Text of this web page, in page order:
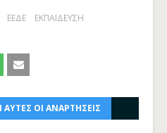
ΕΕΔΕ
ΕΚΠΑΙΔΕΥΣΗ
ΟΙ ΑΝΑΡΤΗΣΕΙΣ